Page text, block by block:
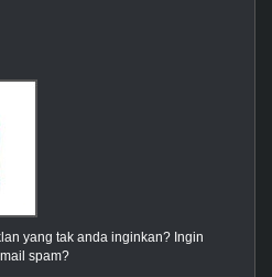
yang tak anda inginkan? Ingin
spam?